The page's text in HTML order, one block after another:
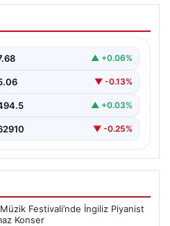
kontrol altında
▲ +0.06%
▼ -0.13%
▲ +0.03%
▼ -0.25%
Festivali’nde İngiliz Piyanist
Konser